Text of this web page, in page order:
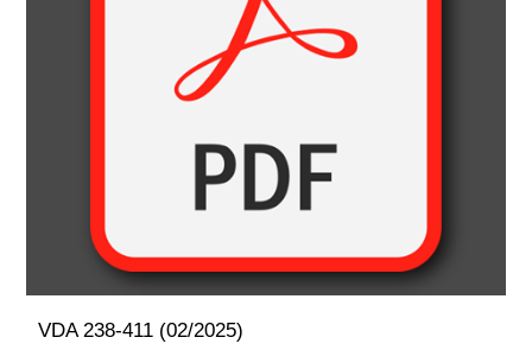
VDA 238-411 (02/2025)